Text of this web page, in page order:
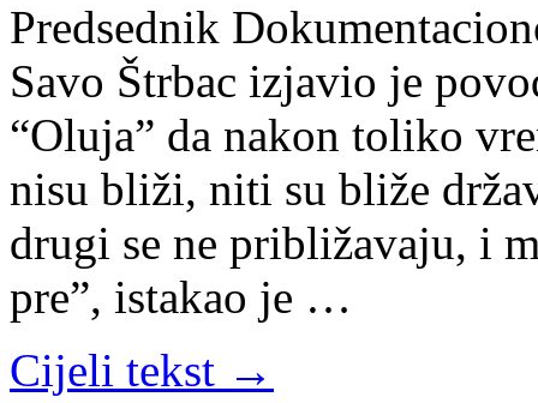
Predsednik
Savo Štrbac izjavio je
“Oluja” da nakon toliko
nisu bliži, niti su bliže
drugi se ne približavaju, i
pre”, istakao je …
Cijeli tekst →